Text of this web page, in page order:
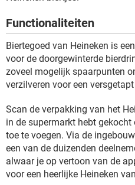
Functionaliteiten
Biertegoed van Heineken is
voor de doorgewinterde
zoveel mogelijk spaarpunten
verzilveren voor een
Scan de verpakking van het
in de supermarkt hebt
toe te voegen. Via de
een van de duizenden
alwaar je op vertoon van de
voor een heerlijke Heineken